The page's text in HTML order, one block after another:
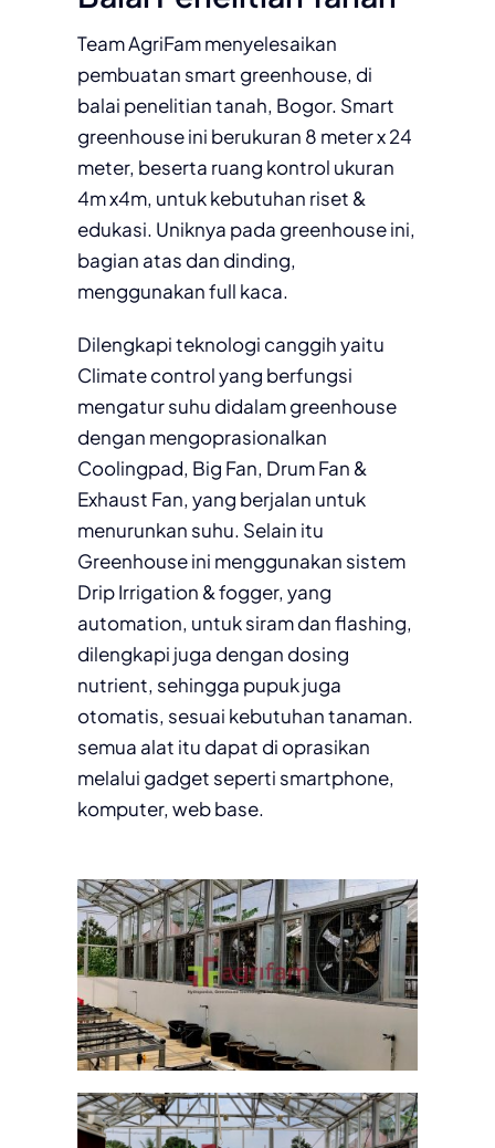
Team AgriFam menyelesaikan
pembuatan smart greenhouse, di
balai penelitian tanah, Bogor. Smart
greenhouse ini berukuran 8 meter x 24
meter, beserta ruang kontrol ukuran
4m x4m, untuk kebutuhan riset &
edukasi. Uniknya pada greenhouse ini,
bagian atas dan dinding,
menggunakan full kaca.
Dilengkapi teknologi canggih yaitu
Climate control yang berfungsi
mengatur suhu didalam greenhouse
dengan mengoprasionalkan
Coolingpad, Big Fan, Drum Fan &
Exhaust Fan, yang berjalan untuk
menurunkan suhu. Selain itu
Greenhouse ini menggunakan sistem
Drip Irrigation & fogger, yang
automation, untuk siram dan flashing,
dilengkapi juga dengan dosing
nutrient, sehingga pupuk juga
otomatis, sesuai kebutuhan tanaman.
semua alat itu dapat di oprasikan
melalui gadget seperti smartphone,
komputer, web base.